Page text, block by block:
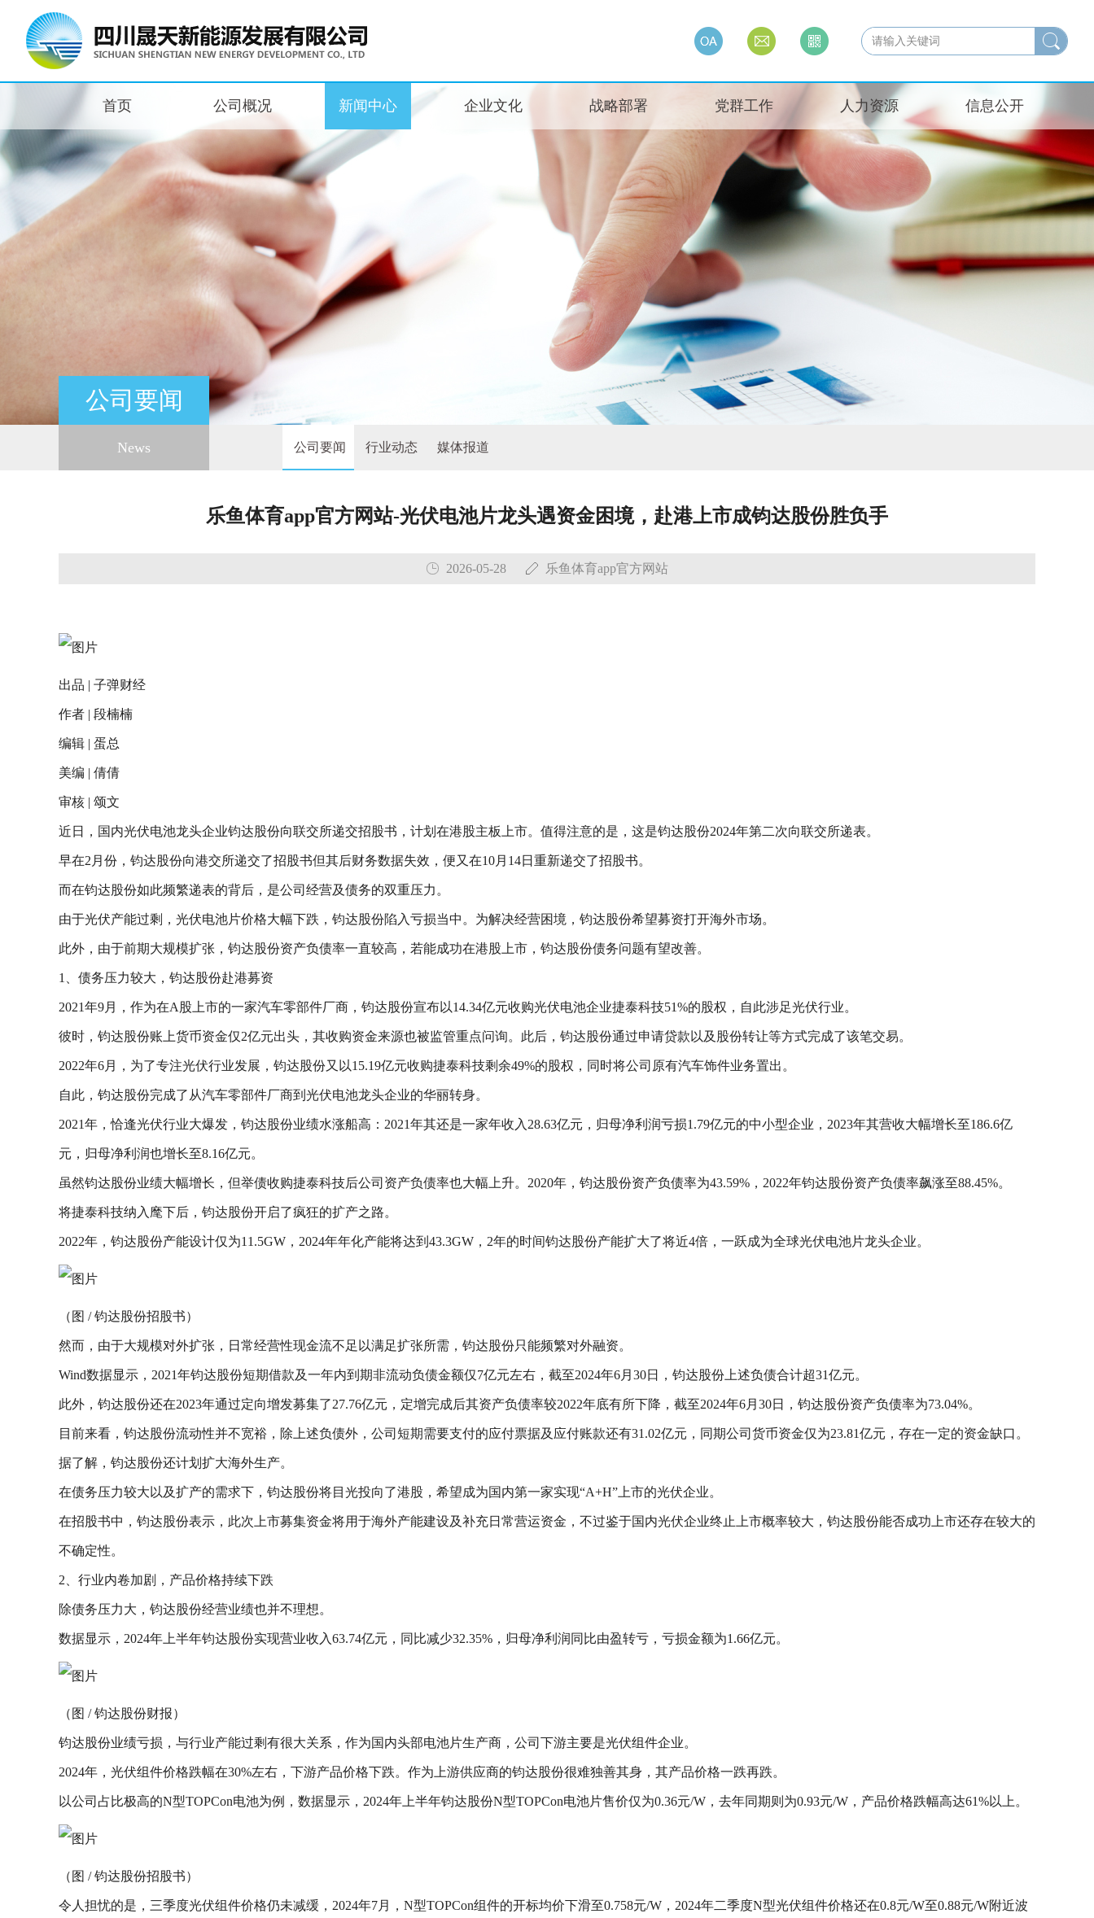
首页 公司概况 新闻中心 企业文化 战略部署 党群工作 人力资源 信息公开
公司要闻
News 公司要闻 行业动态 媒体报道
乐鱼体育app官方网站-光伏电池片龙头遇资金困境，赴港上市成钧达股份胜负手
2026-05-28 乐鱼体育app官方网站
出品 | 子弹财经
作者 | 段楠楠
编辑 | 蛋总
美编 | 倩倩
审核 | 颂文
近日，国内光伏电池龙头企业钧达股份向联交所递交招股书，计划在港股主板上市。值得注意的是，这是钧达股份2024年第二次向联交所递表。
早在2月份，钧达股份向港交所递交了招股书但其后财务数据失效，便又在10月14日重新递交了招股书。
而在钧达股份如此频繁递表的背后，是公司经营及债务的双重压力。
由于光伏产能过剩，光伏电池片价格大幅下跌，钧达股份陷入亏损当中。为解决经营困境，钧达股份希望募资打开海外市场。
此外，由于前期大规模扩张，钧达股份资产负债率一直较高，若能成功在港股上市，钧达股份债务问题有望改善。
1、债务压力较大，钧达股份赴港募资
2021年9月，作为在A股上市的一家汽车零部件厂商，钧达股份宣布以14.34亿元收购光伏电池企业捷泰科技51%的股权，自此涉足光伏行业。
彼时，钧达股份账上货币资金仅2亿元出头，其收购资金来源也被监管重点问询。此后，钧达股份通过申请贷款以及股份转让等方式完成了该笔交易。
2022年6月，为了专注光伏行业发展，钧达股份又以15.19亿元收购捷泰科技剩余49%的股权，同时将公司原有汽车饰件业务置出。
自此，钧达股份完成了从汽车零部件厂商到光伏电池龙头企业的华丽转身。
2021年，恰逢光伏行业大爆发，钧达股份业绩水涨船高：2021年其还是一家年收入28.63亿元，归母净利润亏损1.79亿元的中小型企业，2023年其营收大幅增长至186.6亿
元，归母净利润也增长至8.16亿元。
虽然钧达股份业绩大幅增长，但举债收购捷泰科技后公司资产负债率也大幅上升。2020年，钧达股份资产负债率为43.59%，2022年钧达股份资产负债率飙涨至88.45%。
将捷泰科技纳入麾下后，钧达股份开启了疯狂的扩产之路。
2022年，钧达股份产能设计仅为11.5GW，2024年年化产能将达到43.3GW，2年的时间钧达股份产能扩大了将近4倍，一跃成为全球光伏电池片龙头企业。
（图 / 钧达股份招股书）
然而，由于大规模对外扩张，日常经营性现金流不足以满足扩张所需，钧达股份只能频繁对外融资。
Wind数据显示，2021年钧达股份短期借款及一年内到期非流动负债金额仅7亿元左右，截至2024年6月30日，钧达股份上述负债合计超31亿元。
此外，钧达股份还在2023年通过定向增发募集了27.76亿元，定增完成后其资产负债率较2022年底有所下降，截至2024年6月30日，钧达股份资产负债率为73.04%。
目前来看，钧达股份流动性并不宽裕，除上述负债外，公司短期需要支付的应付票据及应付账款还有31.02亿元，同期公司货币资金仅为23.81亿元，存在一定的资金缺口。
据了解，钧达股份还计划扩大海外生产。
在债务压力较大以及扩产的需求下，钧达股份将目光投向了港股，希望成为国内第一家实现“A+H”上市的光伏企业。
在招股书中，钧达股份表示，此次上市募集资金将用于海外产能建设及补充日常营运资金，不过鉴于国内光伏企业终止上市概率较大，钧达股份能否成功上市还存在较大的
不确定性。
2、行业内卷加剧，产品价格持续下跌
除债务压力大，钧达股份经营业绩也并不理想。
数据显示，2024年上半年钧达股份实现营业收入63.74亿元，同比减少32.35%，归母净利润同比由盈转亏，亏损金额为1.66亿元。
（图 / 钧达股份财报）
钧达股份业绩亏损，与行业产能过剩有很大关系，作为国内头部电池片生产商，公司下游主要是光伏组件企业。
2024年，光伏组件价格跌幅在30%左右，下游产品价格下跌。作为上游供应商的钧达股份很难独善其身，其产品价格一跌再跌。
以公司占比极高的N型TOPCon电池为例，数据显示，2024年上半年钧达股份N型TOPCon电池片售价仅为0.36元/W，去年同期则为0.93元/W，产品价格跌幅高达61%以上。
（图 / 钧达股份招股书）
令人担忧的是，三季度光伏组件价格仍未减缓，2024年7月，N型TOPCon组件的开标均价下滑至0.758元/W，2024年二季度N型光伏组件价格还在0.8元/W至0.88元/W附近波